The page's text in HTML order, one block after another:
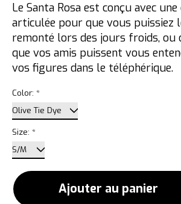
Le Santa Rosa est conçu avec
articulée pour que vous puissiez
remonté lors des jours froids, ou
que vos amis puissent vous
vos figures dans le téléphérique.
Color: *
Size: *
Ajouter au panier